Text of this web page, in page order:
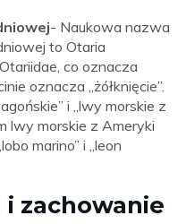
- Naukowa nazwa
to Otaria
co oznacza
oznacza „żółknięcie”.
i „lwy morskie z
lwy morskie z Ameryki
marino” i „leon
i zachowanie